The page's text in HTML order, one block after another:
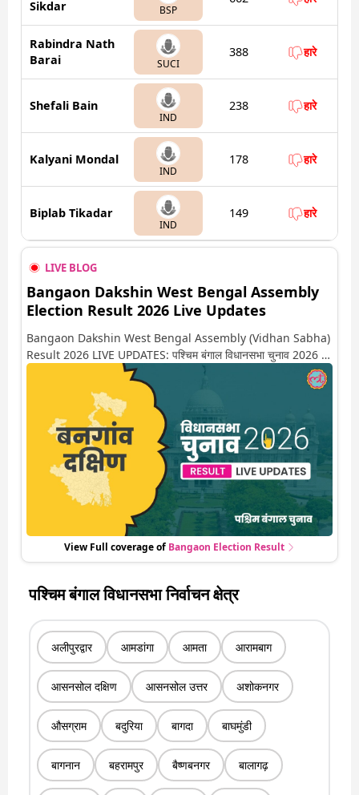
Sikdar BSP
Rabindra Nath
Barai
SUCI
388 हारे
Shefali Bain
IND
238 हारे
Kalyani Mondal
IND
178 हारे
Biplab Tikadar
IND
149 हारे
LIVE BLOG
Bangaon Dakshin West Bengal Assembly
Election Result 2026 Live Updates
Bangaon Dakshin West Bengal Assembly (Vidhan Sabha)
Result 2026 LIVE UPDATES: पश्चिम बंगाल विधानसभा चुनाव 2026 की
गिनती अगले कुछ ही देर में शुरू होने वाली है. यहां देखें बनगांव दक्षिण सीट पर
कौन आगे-कौन पीछे से लेकर किस तरफ जा रहें है रुझान. साथ ही पाइए इस सीट
पर हो रही हर एक हलचल की अपडेट वो भी रियल टाइम में
View Full coverage of Bangaon Election Result
पश्चिम बंगाल विधानसभा निर्वाचन क्षेत्र
अलीपुरद्वार आमडांगा आमता आरामबाग
आसनसोल दक्षिण आसनसोल उत्तर अशोकनगर
औसग्राम बदुरिया बागदा बाघमुंडी
बागनान बहरामपुर बैष्णबनगर बालागढ़